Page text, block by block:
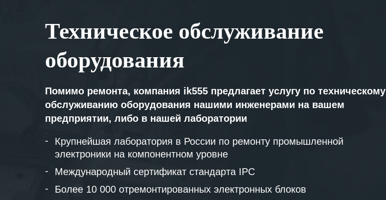
Техническое обслуживание
оборудования
Помимо ремонта, компания ik555 предлагает услугу по техническому
обслуживанию оборудования нашими инженерами на вашем
предприятии, либо в нашей лаборатории
Крупнейшая лаборатория в России по ремонту промышленной
электроники на компонентном уровне
Международный сертификат стандарта IPC
Более 10 000 отремонтированных электронных блоков